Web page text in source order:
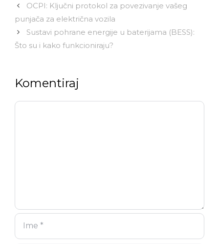
OCPI: Ključni protokol za povezivanje vašeg
punjača za električna vozila
Sustavi pohrane energije u baterijama (BESS):
Što su i kako funkcioniraju?
Komentiraj
Komentar
Ime
E-
Web-